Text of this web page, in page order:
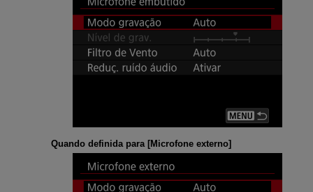
Quando definida para [Microfone externo]